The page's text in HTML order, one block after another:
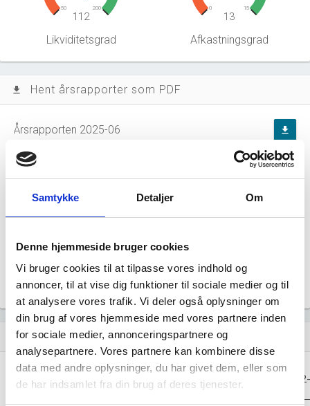
Samtykke Detaljer Om
Denne hjemmeside bruger cookies
Vi bruger cookies til at tilpasse vores indhold og
annoncer, til at vise dig funktioner til sociale medier og til
at analysere vores trafik. Vi deler også oplysninger om
din brug af vores hjemmeside med vores partnere inden
for sociale medier, annonceringspartnere og
analysepartnere. Vores partnere kan kombinere disse
data med andre oplysninger, du har givet dem, eller som
de har indsamlet fra din brug af deres tjenester.
50 200
112
Likviditetsgrad
0 15
13
Afkastningsgrad
file_download Hent årsrapporter som PDF
Årsrapporten 2025-06 file_download
Årsrapporten 2024-06 file_download
Årsrapporten 2023-06
Årsrapporten 2022-06
Årsrapporten 2021-06
assignment Regnskaber
Resultat i 1000
DKK
2025-06 2024-06